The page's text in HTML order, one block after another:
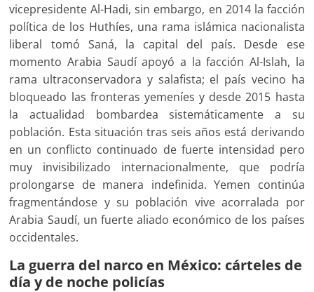
vicepresidente Al-Hadi, sin embargo, en 2014 la facción
política de los Huthíes, una rama islámica nacionalista
liberal tomó Saná, la capital del país. Desde ese
momento Arabia Saudí apoyó a la facción Al-Islah, la
rama ultraconservadora y salafista; el país vecino ha
bloqueado las fronteras yemeníes y desde 2015 hasta
la actualidad bombardea sistemáticamente a su
población. Esta situación tras seis años está derivando
en un conflicto continuado de fuerte intensidad pero
muy invisibilizado internacionalmente, que podría
prolongarse de manera indefinida. Yemen continúa
fragmentándose y su población vive acorralada por
Arabia Saudí, un fuerte aliado económico de los países
occidentales.
La guerra del narco en México: cárteles de
día y de noche policías